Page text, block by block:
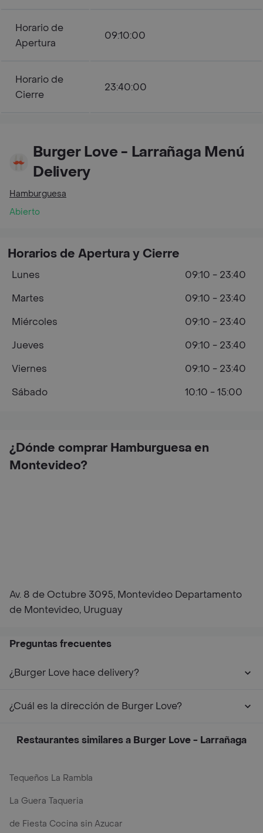
Horario de
Apertura
09:10:00
Horario de
Cierre
23:40:00
Burger Love - Larrañaga Menú
Delivery
Hamburguesa
Abierto
¿Dónde comprar Hamburguesa en
Montevideo?
Av. 8 de Octubre 3095, Montevideo Departamento
de Montevideo, Uruguay
Horarios de Apertura y Cierre
Lunes
09:10 - 23:40
Martes
09:10 - 23:40
Miércoles
09:10 - 23:40
Jueves
09:10 - 23:40
Viernes
09:10 - 23:40
Sábado
10:10 - 15:00
Preguntas frecuentes
¿Burger Love hace delivery?
¿Cuál es la dirección de Burger Love?
Restaurantes similares a Burger Love - Larrañaga
Tequeños La Rambla
La Guera Taqueria
de Fiesta Cocina sin Azucar